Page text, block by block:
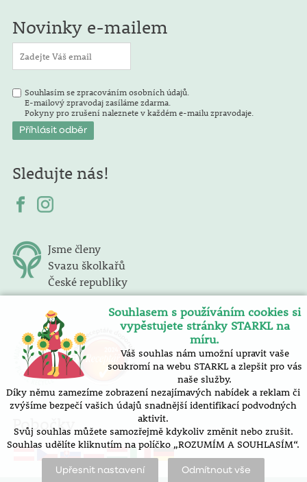
Novinky e-mailem
Souhlasím se zpracováním osobních údajů.
E-mailový zpravodaj zasíláme zdarma.
Pokyny pro zrušení naleznete v každém e-mailu zpravodaje.
Sledujte nás!
Jsme členy
Svazu školkařů
České republiky
Pobočky
Souhlasem s používáním cookies si
vypěstujete stránky STARKL na
míru.
Váš souhlas nám umožní upravit vaše
soukromí na webu STARKL a zlepšit pro vás
naše služby.
Díky němu zamezíme zobrazení nezajímavých nabídek a reklam či
zvýšíme bezpečí vašich údajů snadnější identifikací podvodných
aktivit.
Svůj souhlas můžete samozřejmě kdykoliv změnit nebo zrušit.
Souhlas udělíte kliknutím na políčko „ROZUMÍM A SOUHLASÍM“.
Upřesnit nastavení Odmítnout vše